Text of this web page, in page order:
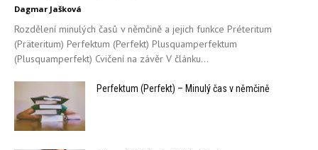
Dagmar Jašková
Rozdělení minulých časů v němčině a jejich funkce Préteritum
(Präteritum) Perfektum (Perfekt) Plusquamperfektum
(Plusquamperfekt) Cvičení na závěr V článku...
Perfektum (Perfekt) – Minulý čas v němčině